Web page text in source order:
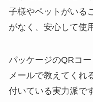
子様やペットがいる
がなく、安心して使
パッケージのQRコ
メールで教えてくれ
付いている実力派で